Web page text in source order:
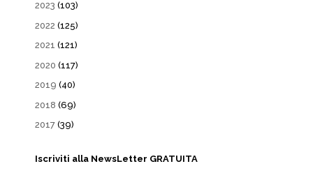
2023 (103)
2022 (125)
2021 (121)
2020 (117)
2019 (40)
2018 (69)
2017 (39)
Iscriviti alla NewsLetter GRATUITA